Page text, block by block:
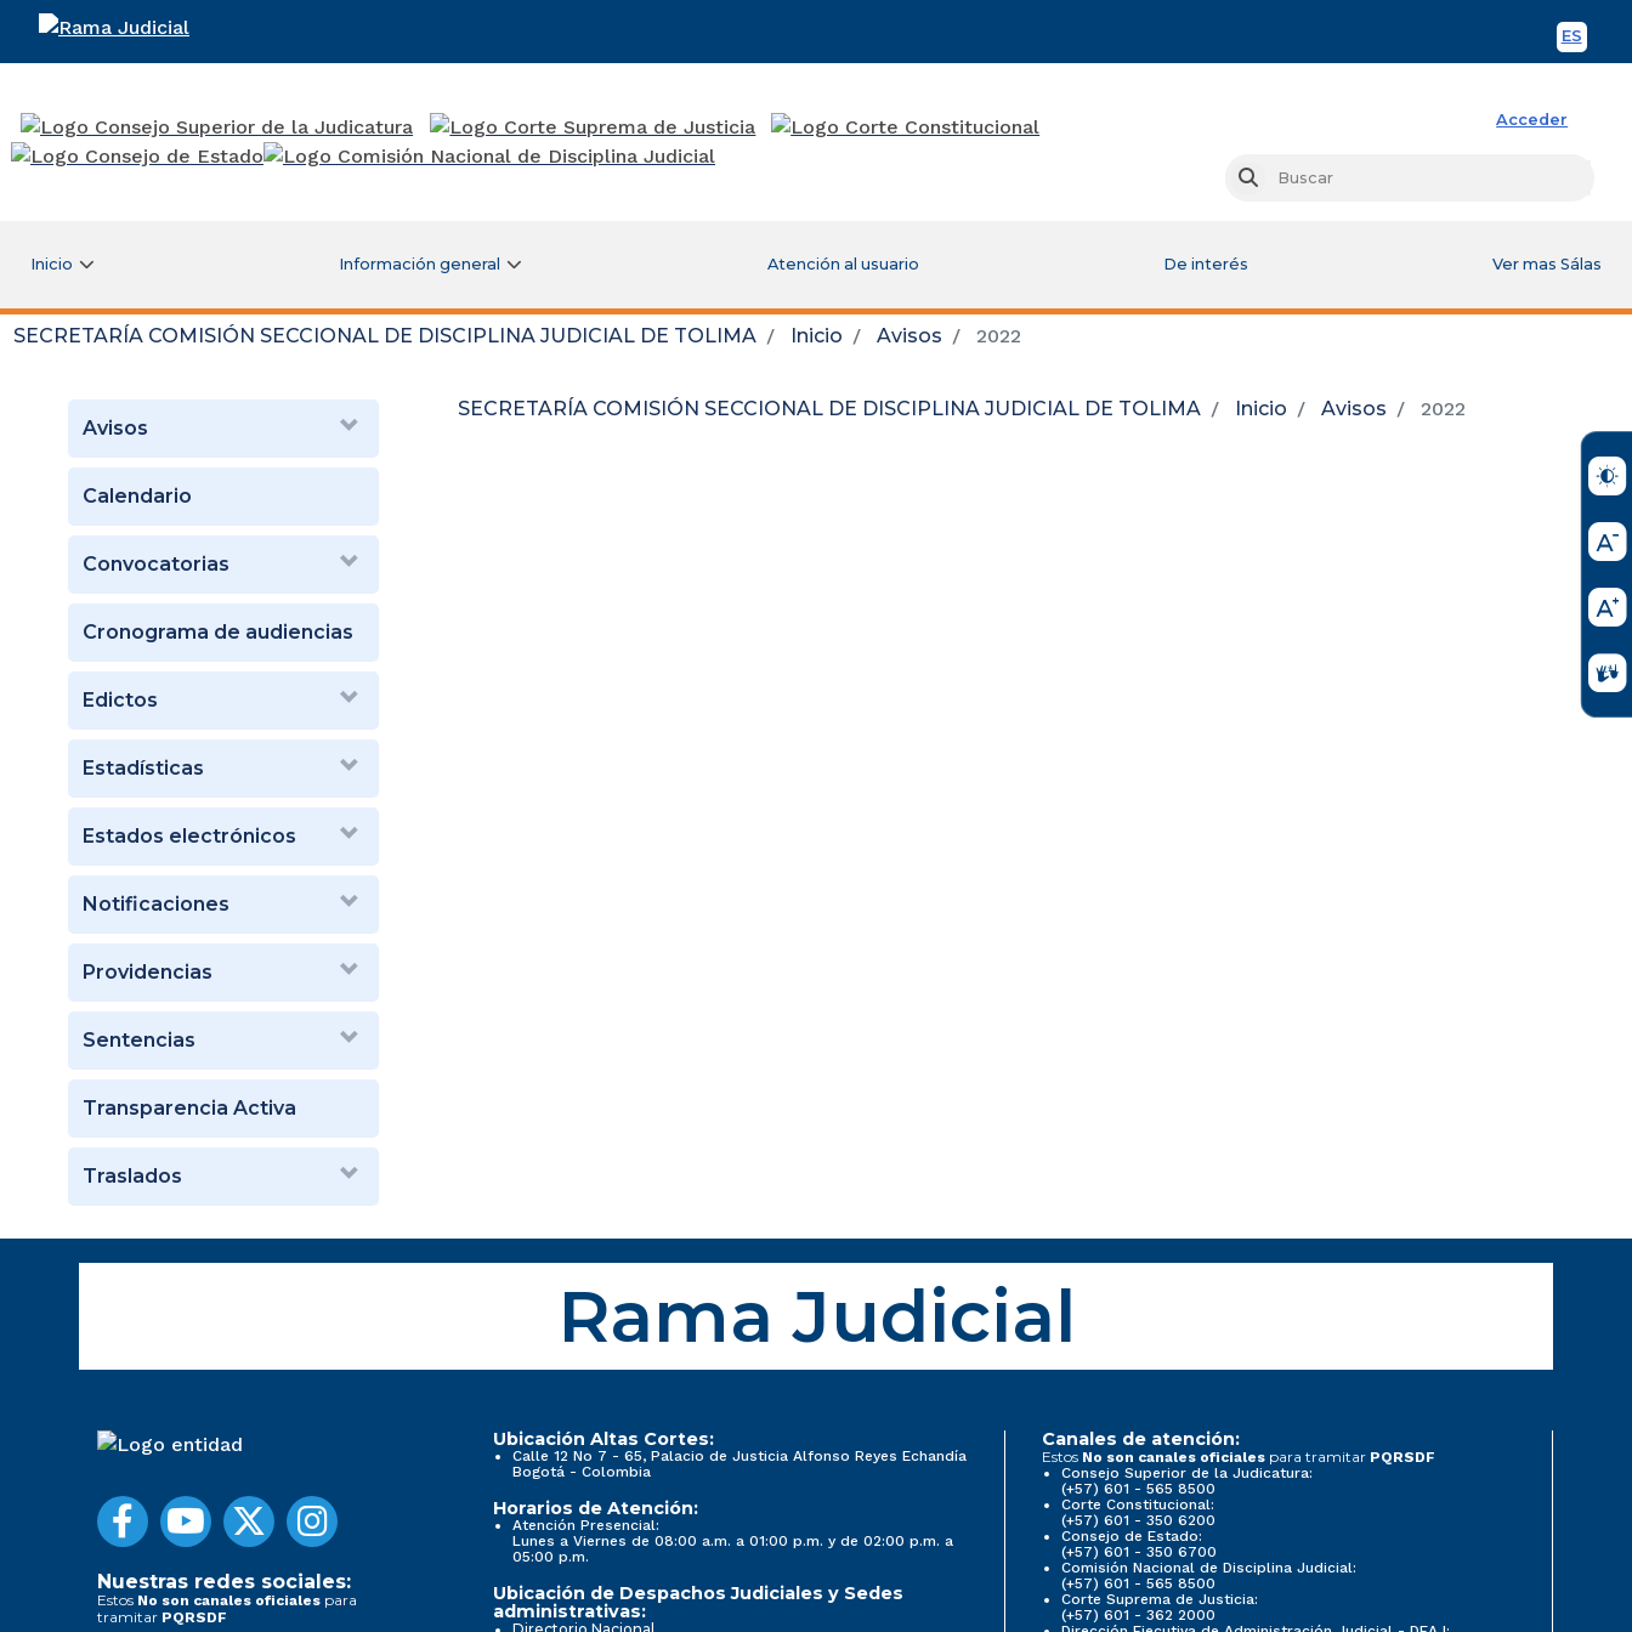
ES
Rama Judicial
Acceder
Buscar
Inicio Información general Atención al usuario De interés Ver mas Sálas
SECRETARÍA COMISIÓN SECCIONAL DE DISCIPLINA JUDICIAL DE TOLIMA Inicio Avisos 2022
Avisos
Calendario
Convocatorias
Cronograma de audiencias
Edictos
Estadísticas
Estados electrónicos
Notificaciones
Providencias
Sentencias
Transparencia Activa
Traslados
SECRETARÍA COMISIÓN SECCIONAL DE DISCIPLINA JUDICIAL DE TOLIMA Inicio Avisos 2022
Rama Judicial
Nuestras redes sociales:
Estos No son canales oficiales para
tramitar PQRSDF
Ubicación Altas Cortes:
Calle 12 No 7 - 65, Palacio de Justicia Alfonso Reyes Echandía
Bogotá - Colombia
Horarios de Atención:
Atención Presencial:
Lunes a Viernes de 08:00 a.m. a 01:00 p.m. y de 02:00 p.m. a
05:00 p.m.
Ubicación de Despachos Judiciales y Sedes
administrativas:
Canales de atención:
Estos No son canales oficiales para tramitar PQRSDF
Consejo Superior de la Judicatura:
(+57) 601 - 565 8500
Corte Constitucional:
(+57) 601 - 350 6200
Consejo de Estado:
(+57) 601 - 350 6700
Comisión Nacional de Disciplina Judicial:
(+57) 601 - 565 8500
Corte Suprema de Justicia:
(+57) 601 - 362 2000